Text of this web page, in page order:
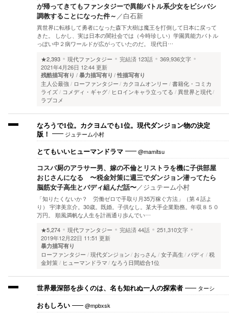
が帰ってきてもファンタジーで異能バトル系少女をビシバシ
調教することになった件～ ／白石新
異世界に転移して勇者になった森下大樹は魔王を打倒して日本に戻って
きた。 しかし、実は日本の闇社会では（今時珍しい）学園異能力バトル
っぽい中２病ワールドが広がっていたのだ。 現代日…
★2,393
現代ファンタジー 完結済 123話
369,936文字
2021年4月26日 12:44 更新
残酷描写有り 暴力描写有り 性描写有り
主人公最強 ローファンタジー カクヨムオンリー
書籍化・コミカ
ライズ
コメディ・ギャグ ヒロインキャラ立ってる
異世界と現代
ラブコメ
なろうで1位。カクヨムでも1位。現代ダンジョン物の決定
版！
ジュテーム小村
とてもいいヒューマンドラマ @mamitsu
コスパ厨のアラサー男、嫁の不倫とリストラを機に子供部屋
おじさんになる 〜税金対策に週三でダンジョン潜ってたら
脳筋女子高生とバディ組んだ話〜／ジュテーム小村
「知りたくないか？ 労働ゼロで手取り月35万稼ぐ方法」（第４話よ
り） 宇津美京介。30歳。既婚。子供なし。某大手企業勤務。年収８５０
万円。 順風満帆な人生を計画通り歩んでい…
★5,274
現代ファンタジー 完結済44話
251,310文字
2019年12月22日 11:51 更新
暴力描写有り
ローファンタジー 現代ダンジョン おっさん 女子高生 バディ
税
金対策
ヒューマンドラマ なろう日間総合1位
世界最深部を歩くのは、名も知れぬ一人の探索者 ターシ
おもしろい @mpbxsk